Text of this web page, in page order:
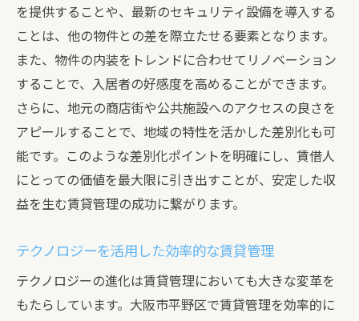
を提供することや、最新のセキュリティ設備を導入する
ことは、他の物件との差を際立たせる要素となります。
また、物件の内装をトレンドに合わせてリノベーション
することで、入居者の好感度を高めることができます。
さらに、地元の商店街や公共施設へのアクセスの良さを
アピールすることで、地域の特性を活かした差別化も可
能です。このような差別化ポイントを明確にし、賃借人
にとっての価値を最大限に引き出すことが、安定した収
益を生む賃貸管理の成功に繋がります。
テクノロジーを活用した効率的な賃貸管理
テクノロジーの進化は賃貸管理においても大きな変革を
もたらしています。大阪市平野区で賃貸管理を効率的に